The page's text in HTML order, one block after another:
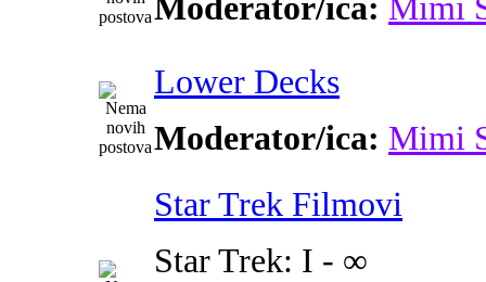
Moderator/ica: Mimi
Lower Decks
Moderator/ica: Mimi
Star Trek Filmovi
Star Trek: I - ∞